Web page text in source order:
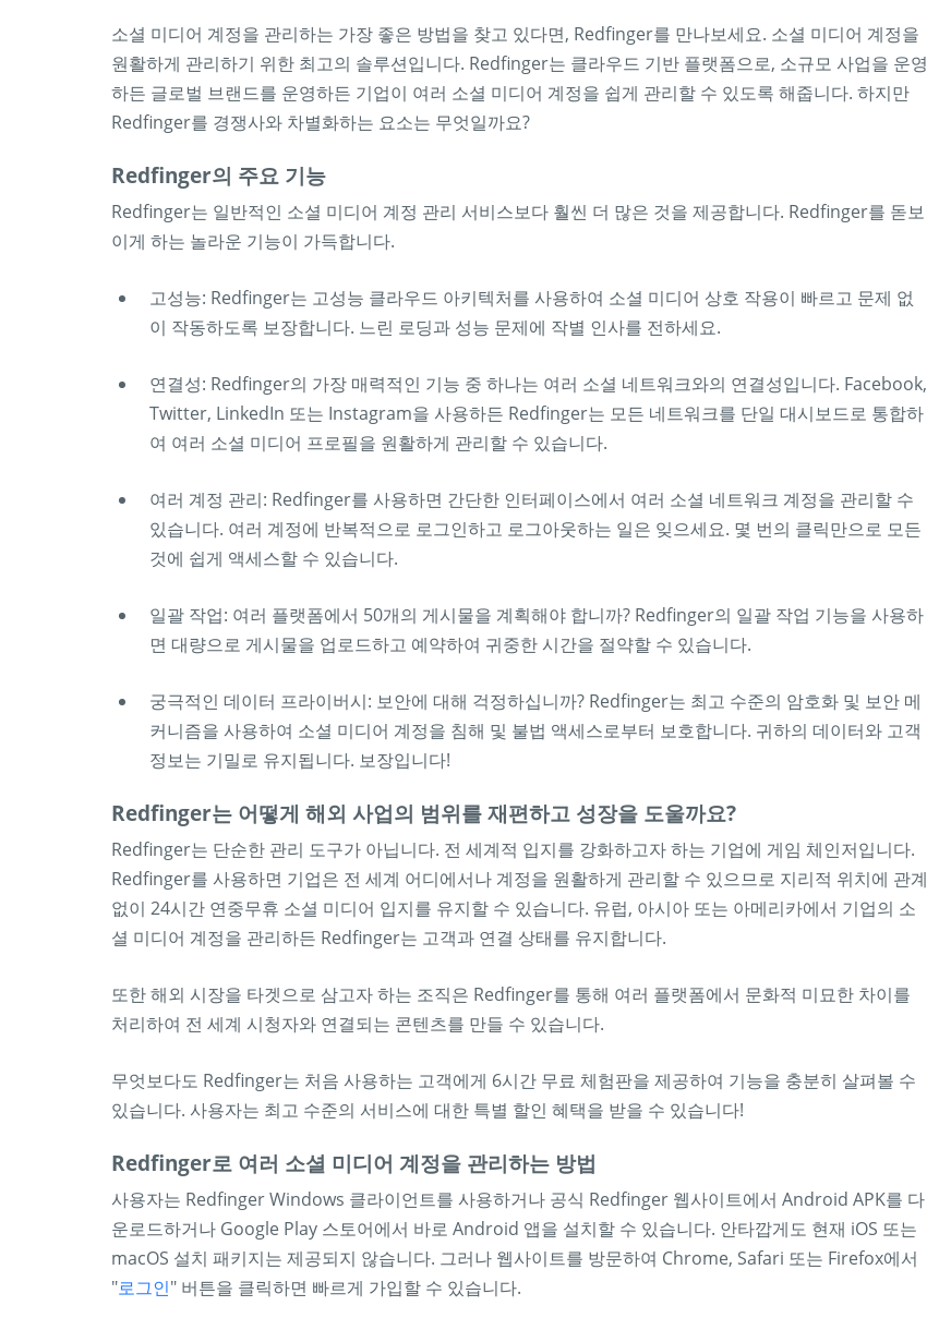
소셜 미디어 계정을 관리하는 가장 좋은 방법을 찾고 있다면, Redfinger를 만나보세요. 소셜 미디어 계정을
원활하게 관리하기 위한 최고의 솔루션입니다. Redfinger는 클라우드 기반 플랫폼으로, 소규모 사업을 운영
하든 글로벌 브랜드를 운영하든 기업이 여러 소셜 미디어 계정을 쉽게 관리할 수 있도록 해줍니다. 하지만
Redfinger를 경쟁사와 차별화하는 요소는 무엇일까요?
Redfinger의 주요 기능
Redfinger는 일반적인 소셜 미디어 계정 관리 서비스보다 훨씬 더 많은 것을 제공합니다. Redfinger를 돋보
이게 하는 놀라운 기능이 가득합니다.
고성능: Redfinger는 고성능 클라우드 아키텍처를 사용하여 소셜 미디어 상호 작용이 빠르고 문제 없
이 작동하도록 보장합니다. 느린 로딩과 성능 문제에 작별 인사를 전하세요.
연결성: Redfinger의 가장 매력적인 기능 중 하나는 여러 소셜 네트워크와의 연결성입니다. Facebook,
Twitter, LinkedIn 또는 Instagram을 사용하든 Redfinger는 모든 네트워크를 단일 대시보드로 통합하
여 여러 소셜 미디어 프로필을 원활하게 관리할 수 있습니다.
여러 계정 관리: Redfinger를 사용하면 간단한 인터페이스에서 여러 소셜 네트워크 계정을 관리할 수
있습니다. 여러 계정에 반복적으로 로그인하고 로그아웃하는 일은 잊으세요. 몇 번의 클릭만으로 모든
것에 쉽게 액세스할 수 있습니다.
일괄 작업: 여러 플랫폼에서 50개의 게시물을 계획해야 합니까? Redfinger의 일괄 작업 기능을 사용하
면 대량으로 게시물을 업로드하고 예약하여 귀중한 시간을 절약할 수 있습니다.
궁극적인 데이터 프라이버시: 보안에 대해 걱정하십니까? Redfinger는 최고 수준의 암호화 및 보안 메
커니즘을 사용하여 소셜 미디어 계정을 침해 및 불법 액세스로부터 보호합니다. 귀하의 데이터와 고객
정보는 기밀로 유지됩니다. 보장입니다!
Redfinger는 어떻게 해외 사업의 범위를 재편하고 성장을 도울까요?
Redfinger는 단순한 관리 도구가 아닙니다. 전 세계적 입지를 강화하고자 하는 기업에 게임 체인저입니다.
Redfinger를 사용하면 기업은 전 세계 어디에서나 계정을 원활하게 관리할 수 있으므로 지리적 위치에 관계
없이 24시간 연중무휴 소셜 미디어 입지를 유지할 수 있습니다. 유럽, 아시아 또는 아메리카에서 기업의 소
셜 미디어 계정을 관리하든 Redfinger는 고객과 연결 상태를 유지합니다.
또한 해외 시장을 타겟으로 삼고자 하는 조직은 Redfinger를 통해 여러 플랫폼에서 문화적 미묘한 차이를
처리하여 전 세계 시청자와 연결되는 콘텐츠를 만들 수 있습니다.
무엇보다도 Redfinger는 처음 사용하는 고객에게 6시간 무료 체험판을 제공하여 기능을 충분히 살펴볼 수
있습니다. 사용자는 최고 수준의 서비스에 대한 특별 할인 혜택을 받을 수 있습니다!
Redfinger로 여러 소셜 미디어 계정을 관리하는 방법
사용자는 Redfinger Windows 클라이언트를 사용하거나 공식 Redfinger 웹사이트에서 Android APK를 다
운로드하거나 Google Play 스토어에서 바로 Android 앱을 설치할 수 있습니다. 안타깝게도 현재 iOS 또는
macOS 설치 패키지는 제공되지 않습니다. 그러나 웹사이트를 방문하여 Chrome, Safari 또는 Firefox에서
"로그인" 버튼을 클릭하면 빠르게 가입할 수 있습니다.